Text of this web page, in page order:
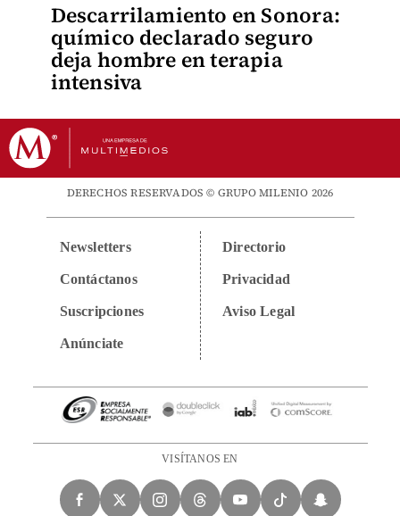
Descarrilamiento en Sonora:
químico declarado seguro
deja hombre en terapia
intensiva
DERECHOS RESERVADOS © GRUPO MILENIO 2026
Newsletters
Contáctanos
Suscripciones
Anúnciate
Directorio
Privacidad
Aviso Legal
VISÍTANOS EN